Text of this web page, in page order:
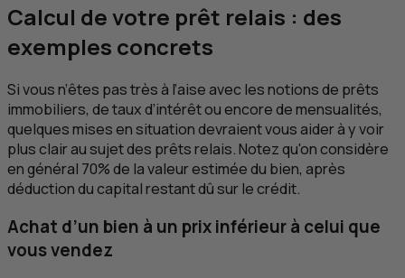
Calcul de votre prêt relais : des
exemples concrets
Si vous n’êtes pas très à l’aise avec les notions de prêts
immobiliers, de taux d’intérêt ou encore de mensualités,
quelques mises en situation devraient vous aider à y voir
plus clair au sujet des prêts relais. Notez qu'on considère
en général 70% de la valeur estimée du bien, après
déduction du capital restant dû sur le crédit.
Achat d’un bien à un prix inférieur à celui que
vous vendez